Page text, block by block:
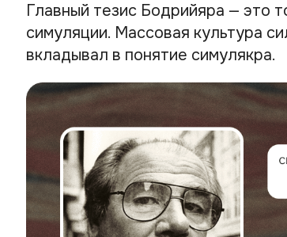
Главный тезис Бодрийяра — это
симуляции. Массовая культура
вкладывал в понятие симулякра.